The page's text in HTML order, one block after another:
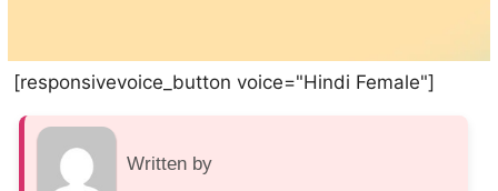
[responsivevoice_button voice="Hindi Female"]
Written by